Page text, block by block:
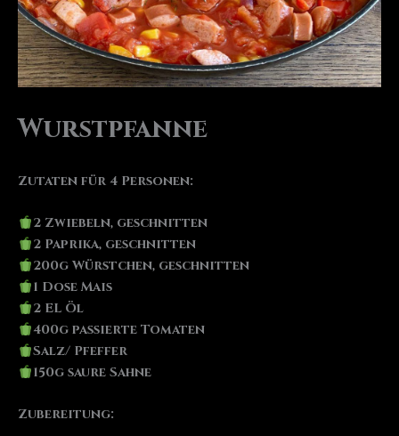
Wurstpfanne
Zutaten für 4 Personen:
2 Zwiebeln, geschnitten
2 Paprika, geschnitten
200g Würstchen, geschnitten
1 Dose Mais
2 EL Öl
400g passierte Tomaten
Salz/ Pfeffer
150g saure Sahne
Zubereitung: